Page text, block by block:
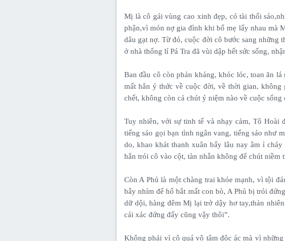
Mị là cô gái vùng cao xinh đẹp, có tài thổi
phận,vì món nợ gia đình khi bố mẹ lấy nhau mà
dâu gạt nợ. Từ đó, cuộc đời cô bước sang những
ở nhà thống lí Pá Tra đã vùi dập hết sức sống,
Ban đầu cô còn phản kháng, khóc lóc, toan ăn
mất hẳn ý thức về cuộc đời, về thời gian,
chết, không còn cả chút ý niệm nào về cuộc sống
Tuy nhiên, với sự tinh tế và nhạy cảm, Tô Hoài
tiếng sáo gọi bạn tình ngân vang, tiếng sáo như
do, khao khát thanh xuân bấy lâu nay âm ỉ
hắn trói cô vào cột, tàn nhẫn không để chút
Còn A Phủ là một chàng trai khỏe mạnh, vì tội
bẫy nhím để hổ bắt mất con bò, A Phủ bị trói
dữ dội, hàng đêm Mị lại trở dậy hơ tay,thản
cái xác đứng đấy cũng vậy thôi”.
Không phải vì cô quá vô tâm độc ác mà vì